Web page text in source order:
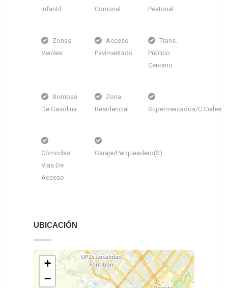
Infantil
Comunal
Peatonal
Zonas
Verdes
Acceso
Pavimentado
Trans.
Público
Cercano
Bombas
De Gasolina
Zona
Residencial
Supermercados/C.Ciales
Cómodas
Vias De
Acceso
Garaje/Parqueadero(s)
UBICACIÓN
+
−